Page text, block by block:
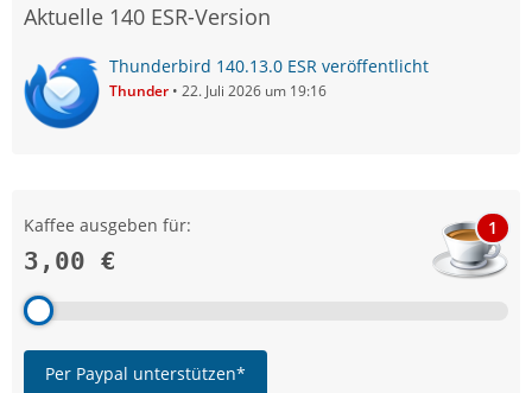
Aktuelle 140 ESR-Version
Thunderbird 140.13.0 ESR veröffentlicht
Thunder 22. Juli 2026 um 19:16
Kaffee ausgeben für:
3,00 €
1
Per Paypal unterstützen*